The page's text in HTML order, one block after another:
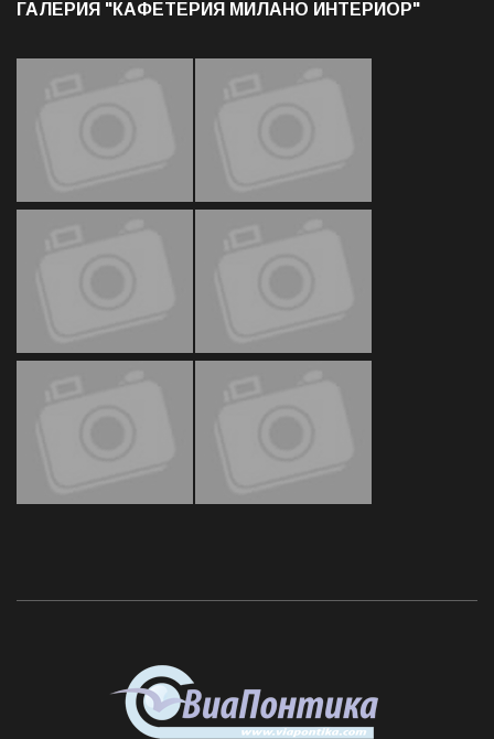
ГАЛЕРИЯ "КАФЕТЕРИЯ МИЛАНО ИНТЕРИОР"